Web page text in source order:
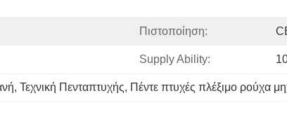
Πιστοποίηση:
Supply Ability:
, Τεχνική Πενταπτυχής, Πέντε πτυχές πλέξιμο ρούχα